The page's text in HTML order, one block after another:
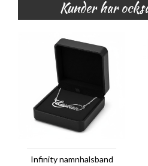
Kunder har
Infinity namnhalsband